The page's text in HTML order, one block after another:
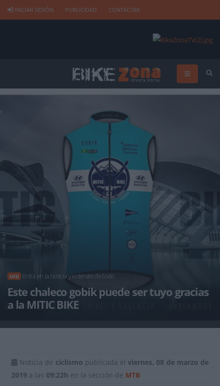
INICIAR SESIÓN PUBLICIDAD CONTACTAR
MTB Entra en la noticia y entérate de todo
Este chaleco gobik puede ser tuyo gracias
a la MITIC BIKE
Noticia de ciclismo publicada elviernes, 08 de marzo de
2019 a las 09:22h en la sección de MTB